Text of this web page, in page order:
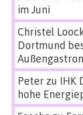
im Juni
Christel
Dortmund
Peterzu IHK
hohe